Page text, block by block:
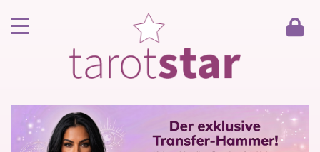
Kunde werden
Berater werden